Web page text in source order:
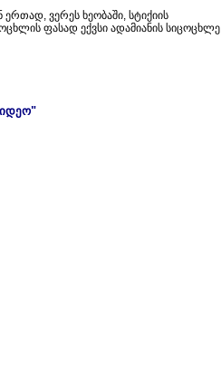
ერთად, ვერეს ხეობაში, სტიქიის
ფასად ექვსი ადამიანის სიცოცხლე